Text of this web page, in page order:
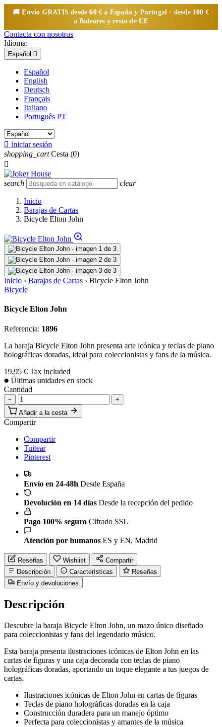
🚚 Envío GRATISdesde 60 € a España y Portugal · desde 100 €
a Baleares y resto de UE
Contacta con nosotros
Idioma:
Español 
Español
English
Deutsch
Français
Italiano
Português PT
 Iniciar sesión
shopping_cart Cesta (0)

search clear
Inicio
Barajas de Cartas
Bicycle Elton John
Inicio › Barajas de Cartas › Bicycle Elton John
Bicycle
Bicycle Elton John
Referencia: 1896
La baraja Bicycle Elton John presenta arte icónica y teclas de piano
holográficas doradas, ideal para coleccionistas y fans de la música.
19,95 € Tax included
Últimas unidades en stock
Cantidad
−
+
Añadir a la cesta
Compartir
Compartir
Tuitear
Pinterest
Envío en 24-48h Desde España
Devolución en 14 días Desde la recepción del pedido
Pago 100% seguro Cifrado SSL
Atención por humanos ES y EN, Madrid
Reseñas Wishlist
Compartir
Descripción
Características
Reseñas
Envío y devoluciones
Descripción
Descubre la baraja Bicycle Elton John, un mazo único diseñado
para coleccionistas y fans del legendario músico.
Esta baraja presenta ilustraciones icónicas de Elton John en las
cartas de figuras y una caja decorada con teclas de piano
holográficas doradas, aportando un toque elegante a tus juegos de
cartas.
Ilustraciones icónicas de Elton John en cartas de figuras
Teclas de piano holográficas doradas en la caja
Construcción duradera para un manejo óptimo
Perfecta para coleccionistas y amantes de la música